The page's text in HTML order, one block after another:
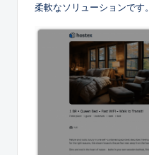
柔軟なソリューションです。